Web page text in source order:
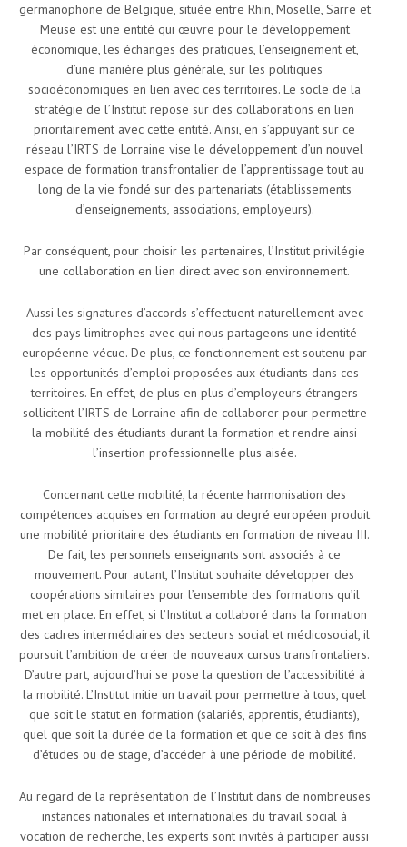
germanophone de Belgique, située entre Rhin, Moselle, Sarre et
Meuse est une entité qui œuvre pour le développement
économique, les échanges des pratiques, l’enseignement et,
d’une manière plus générale, sur les politiques
socioéconomiques en lien avec ces territoires. Le socle de la
stratégie de l’Institut repose sur des collaborations en lien
prioritairement avec cette entité. Ainsi, en s’appuyant sur ce
réseau l’IRTS de Lorraine vise le développement d’un nouvel
espace de formation transfrontalier de l’apprentissage tout au
long de la vie fondé sur des partenariats (établissements
d’enseignements, associations, employeurs).
Par conséquent, pour choisir les partenaires, l’Institut privilégie
une collaboration en lien direct avec son environnement.
Aussi les signatures d’accords s’effectuent naturellement avec
des pays limitrophes avec qui nous partageons une identité
européenne vécue. De plus, ce fonctionnement est soutenu par
les opportunités d’emploi proposées aux étudiants dans ces
territoires. En effet, de plus en plus d’employeurs étrangers
sollicitent l’IRTS de Lorraine afin de collaborer pour permettre
la mobilité des étudiants durant la formation et rendre ainsi
l’insertion professionnelle plus aisée.
Concernant cette mobilité, la récente harmonisation des
compétences acquises en formation au degré européen produit
une mobilité prioritaire des étudiants en formation de niveau III.
De fait, les personnels enseignants sont associés à ce
mouvement. Pour autant, l’Institut souhaite développer des
coopérations similaires pour l’ensemble des formations qu’il
met en place. En effet, si l’Institut a collaboré dans la formation
des cadres intermédiaires des secteurs social et médicosocial, il
poursuit l’ambition de créer de nouveaux cursus transfrontaliers.
D’autre part, aujourd’hui se pose la question de l’accessibilité à
la mobilité. L’Institut initie un travail pour permettre à tous, quel
que soit le statut en formation (salariés, apprentis, étudiants),
quel que soit la durée de la formation et que ce soit à des fins
d’études ou de stage, d’accéder à une période de mobilité.
Au regard de la représentation de l’Institut dans de nombreuses
instances nationales et internationales du travail social à
vocation de recherche, les experts sont invités à participer aussi